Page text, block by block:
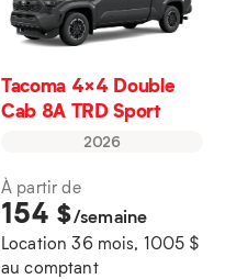
Tacoma 4×4 Double
Cab 8A TRD Sport
2026
À partir de
154 $/semaine
Location 36 mois, 1005 $
au comptant